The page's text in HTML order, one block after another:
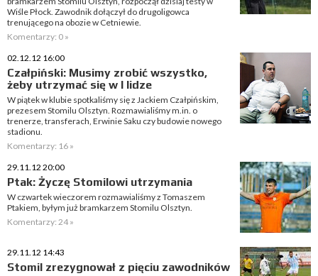
Wiśle Płock. Zawodnik dołączył do drugoligowca
trenującego na obozie w Cetniewie.
Komentarzy: 0 »
02.12.12 16:00
Czałpiński: Musimy zrobić wszystko,
żeby utrzymać się w I lidze
W piątek w klubie spotkaliśmy się z Jackiem Czałpińskim,
prezesem Stomilu Olsztyn. Rozmawialiśmy m.in. o
trenerze, transferach, Erwinie Saku czy budowie nowego
stadionu.
Komentarzy: 16 »
29.11.12 20:00
Ptak: Życzę Stomilowi utrzymania
W czwartek wieczorem rozmawialiśmy z Tomaszem
Ptakiem, byłym już bramkarzem Stomilu Olsztyn.
Komentarzy: 24 »
29.11.12 14:43
Stomil zrezygnował z pięciu zawodników